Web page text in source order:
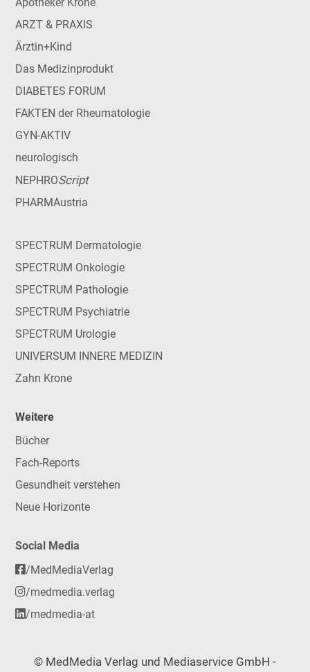
ARZT & PRAXIS
Ärztin+Kind
Das Medizinprodukt
DIABETES FORUM
FAKTEN der Rheumatologie
GYN-AKTIV
neurologisch
NEPHROScript
PHARMAustria
SPECTRUM Dermatologie
SPECTRUM Onkologie
SPECTRUM Pathologie
SPECTRUM Psychiatrie
SPECTRUM Urologie
UNIVERSUM INNERE MEDIZIN
Zahn Krone
Weitere
Bücher
Fach-Reports
Gesundheit verstehen
Neue Horizonte
Social Media
/MedMediaVerlag
/medmedia.verlag
/medmedia-at
© MedMedia Verlag und Mediaservice GmbH -